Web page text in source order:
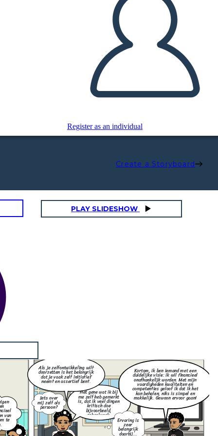
Register as an individual
Create a Storyboard
PLAY SLIDESHOW
van
te
Iets over
mij zelf als
persoon?
Het gene wat ik bij
me zelf heb gemerkt
is, dat ik veel dingen
kritisch doe
bijvoorbeeld,
schoolwerk.
Als je zelfontwikkeling wilt
doorzetten is het belangrijk
dat je vaak zelf initiatief
neemt en assertief bent.
Ervaring is
zeer
belangrijk
daarbij...
Kortom, ik ben iemand met een
duidelijke visie: ik wil financieel
onafhankelijk worden. Met mijn
vaardigheden kwaliteiten en
competenties geloof ik dat ik het
kan behalen, niks is simpel en
makkelijk. Gewoon ervoor gaan!